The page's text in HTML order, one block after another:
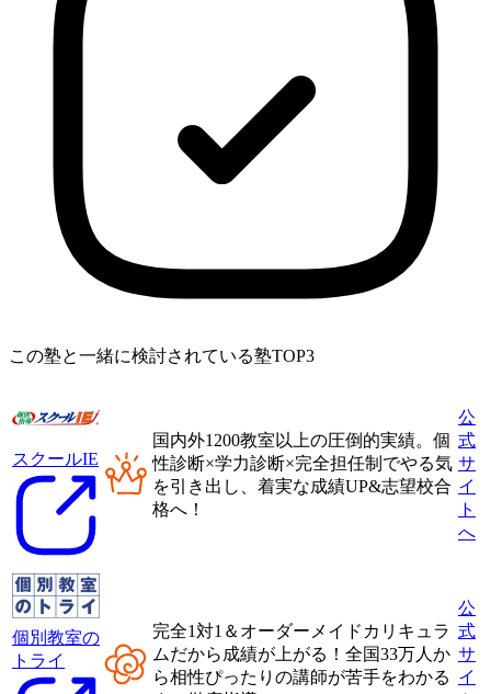
この塾と一緒に検討されている塾TOP3
スクールIE
国内外1200教室以上の圧倒的実績。 個
性診断×学力診断×完全担任制 でやる気
を引き出し、着実な成績UP&志望校合
格へ！
公
式
サ
イ
ト
へ
個別教室の
トライ
完全1対1＆オーダーメイドカリキュラ
ムだから成績が上がる！ 全国33万人か
ら相性ぴったりの講師が苦手をわかる
公
式
サ
イ